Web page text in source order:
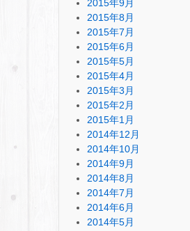
2015年9月
2015年8月
2015年7月
2015年6月
2015年5月
2015年4月
2015年3月
2015年2月
2015年1月
2014年12月
2014年10月
2014年9月
2014年8月
2014年7月
2014年6月
2014年5月